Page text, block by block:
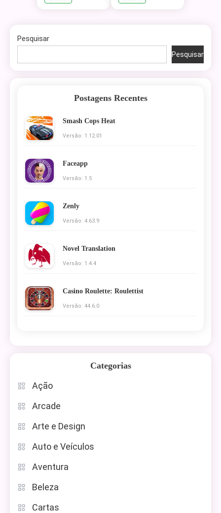
Pesquisar
Pesquisar
Postagens Recentes
Smash Cops Heat
Versão: 1.12.01
Faceapp
Versão: 1.5
Zenly
Versão: 4.63.9
Novel Translation
Versão: 1.4.4
Casino Roulette: Roulettist
Versão: 44.6.0
Categorias
Ação
Arcade
Arte e Design
Auto e Veículos
Aventura
Beleza
Cartas